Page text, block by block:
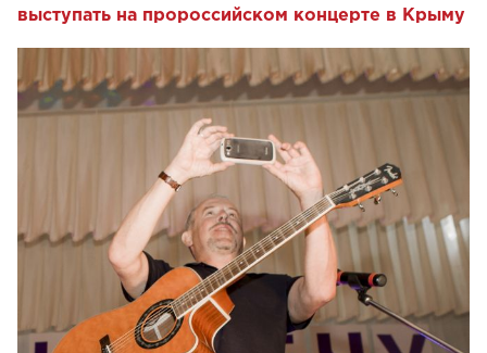
выступать на пророссийском концерте в Крыму